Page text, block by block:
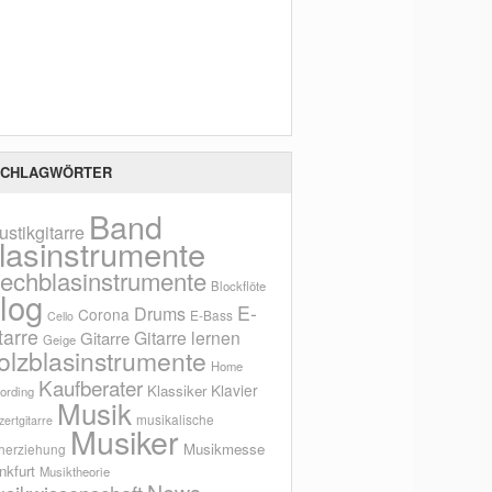
Band
Blockflöte
Cello Corona Drums E-Bass E-
Geige Gitarre Gitarre lernen
Home
Kaufberater Klassiker Klavier
Musik musikalische
Musiker Musikmesse
Musiktheorie